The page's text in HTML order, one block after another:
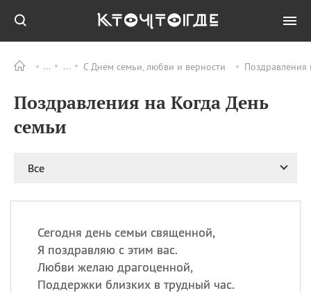
С Днем семьи, любви и верности Поздравления
Поздравления на Когда День
семьи
Все
Сегодня день семьи священной,
Я поздравляю с этим вас.
Любви желаю драгоценной,
Поддержки близких в трудный час.
ПРАЗДНИКИ Все
09.08 День памяти жертв
атомной
день
рисового пудинга
09.08
(Smokey Bear Day)